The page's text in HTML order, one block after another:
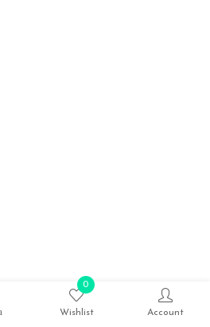
0
Wishlist Account